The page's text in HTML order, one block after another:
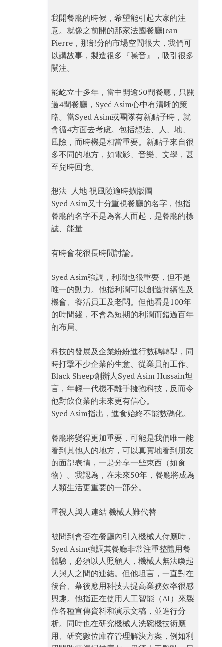
我開餐廳的時候，希望能引起大家的注
意。就像之前開的那家法國餐廳Jean-
Pierre，那部分的市場空間很大，我們可
以講故事，製造很多『噪音』，吸引很多
關注。
能屹立十多年，當中開逾50間餐廳，只關
過4間餐廳，Syed Asim心中有清晰的策
略。當Syed Asim或團隊有新點子時，就
會循4方面去考慮。包括想法、人、地、
風險，而時機是相當重要。新點子來自很
多不同的地方，如電影、音樂、文學，甚
至兒時回憶。
想法+人地 視風險適時擴版圖
Syed Asim又十分重視餐廳的名字，他指
餐廳的名字不是為客人而起，是餐廳的標
誌、能量
有時會花很長時間討論。
Syed Asim強調，利潤也很重要，但不是
唯一的動力。他指利潤可以創造持續性及
機會、養活員工及老闆。但他看是100年
的時間綫，不會為短期的利潤而錯過百年
的布局。
科技的發展及企業紛紛進行數碼轉型，同
時打擊不少企業的生意、從業員的工作。
Black Sheep創辦人Syed Asim Hussain坦
言，年輕一代機不離手擁抱科技，反而令
他對飲食業的未來更有信心。
Syed Asim指出，進食始終不能數碼化。
餐廳將變得更加重要，可能是我們唯一能
看到其他人的地方，可以真實地看到朋友
的面部表情，一起分享一些東西（如食
物）。我認為，在未來50年，餐廳將成為
人類生活更重要的一部分。
重視人與人連結 機械人難代替
被問到會否在餐廳內引入機械人侍應時，
Syed Asim強調其餐廳非常注重整體用餐
體驗，必須以人照顧人，機械人無法喚起
人與人之間的連結。但他坦言，一直對在
後台、幕後應用科技去提高業務效率很感
興趣。他指正在使用人工智能（AI）來製
作各種宣傳資料和演示文稿，並進行分
析。同時也在研究機械人洗碗機技術應
用、研究數位庫存管理解決方案，例如利